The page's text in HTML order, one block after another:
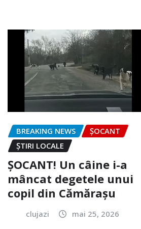
BREAKING NEWS
ȘOCANT
ȘTIRI LOCALE
ȘOCANT! Un câine i-a
mâncat degetele unui
copil din Cămărașu
clujazi mai 25, 2026